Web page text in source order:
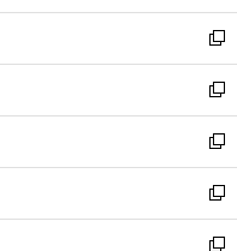
開
く
ウ
で
開
く
ン
ド
ウ
で
開
く
ウ
ィ
ン
ド
ウ
で
開
く
新
し
い
ウ
ィ
ン
ド
ウ
で
新
し
い
ウ
ィ
ン
ド
新
し
い
ウ
新
し